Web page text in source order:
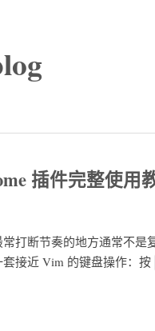
插件完整使用
打断节奏的地方通常不
接近 Vim 的键盘操作：按